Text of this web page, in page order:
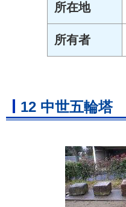
所在地
所有者
12 中世五輪塔